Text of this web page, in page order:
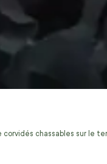
chassables sur le